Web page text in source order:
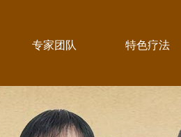
专家团队 特色疗法